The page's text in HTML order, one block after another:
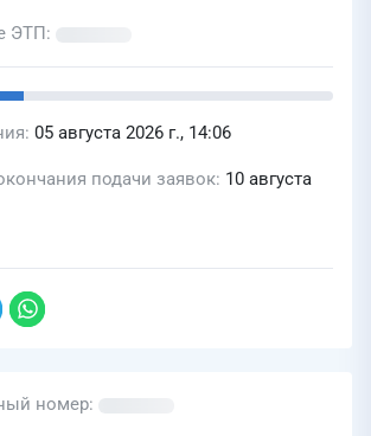
ЭТП
05 августа 2026 г., 14:06
подачи заявок 10 августа
номер